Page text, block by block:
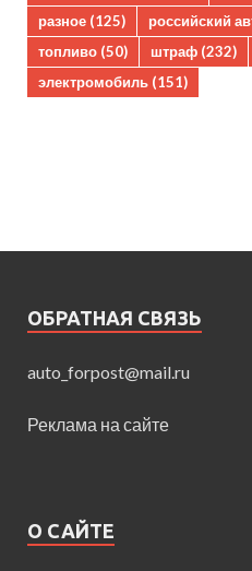
разное (125) российский
топливо (50) штраф (232)
электромобиль (151)
ОБРАТНАЯ СВЯЗЬ
auto_forpost@mail.ru
Реклама на сайте
О САЙТЕ